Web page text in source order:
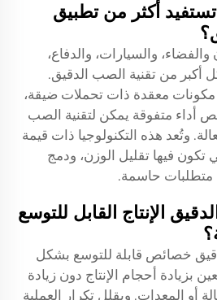
أكثر من تطبيق
والسيارات، والدفاع،
أكبر من تقنية الصب الدقيق.
معقدة ذات تحملات ضيقة،
أداء متفوقة يمكن لتقنية الصب
وتُعد هذه التكنولوجيا ذات قيمة
تكون فيها تقليل الوزن، ودمج
متطلبات حاسمة.
الإنتاج القابل للتوسع
خصائص قابلة للتوسع بشكل
بزيادة أحجام الإنتاج دون زيادة
أو المعدات. ويقلل تكرار العملية